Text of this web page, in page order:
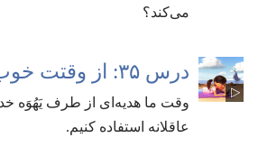
می‌کند؟‏
درس ۳۵:‏ از وقتت خوب استفاده کن
وقت ما هدیه‌ای از طرف یَهُوَه
عاقلانه استفاده کنیم.‏